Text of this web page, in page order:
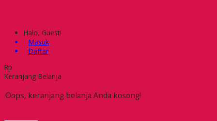
Halo, Guest!
Masuk
Daftar
Rp
Keranjang Belanja
Oops, keranjang belanja Anda kosong!